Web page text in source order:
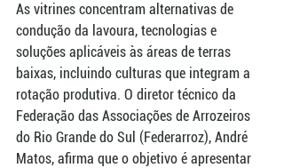
As vitrines concentram alternativas de
condução da lavoura, tecnologias e
soluções aplicáveis às áreas de terras
baixas, incluindo culturas que integram a
rotação produtiva. O diretor técnico da
Federação das Associações de Arrozeiros
do Rio Grande do Sul (Federarroz), André
Matos, afirma que o objetivo é apresentar